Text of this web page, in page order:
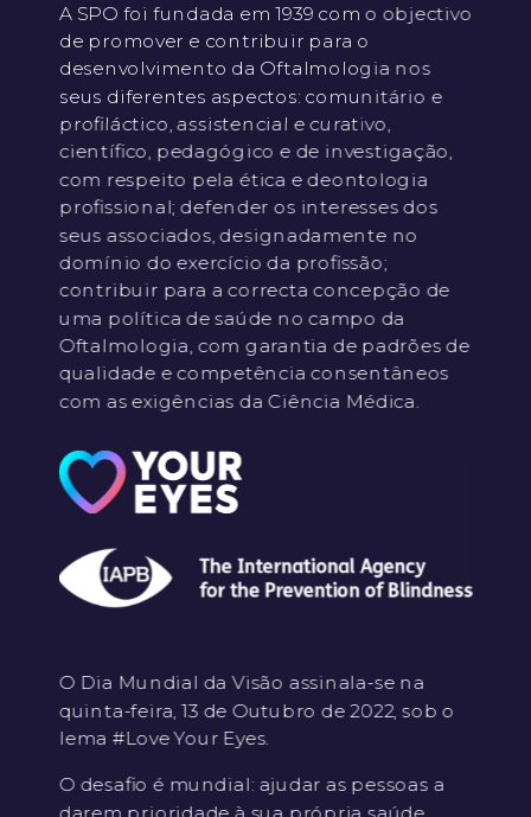
A SPO foi fundada em 1939 com o objectivo
de promover e contribuir para o
desenvolvimento da Oftalmologia nos
seus diferentes aspectos: comunitário e
profiláctico, assistencial e curativo,
científico, pedagógico e de investigação,
com respeito pela ética e deontologia
profissional; defender os interesses dos
seus associados, designadamente no
domínio do exercício da profissão;
contribuir para a correcta concepção de
uma política de saúde no campo da
Oftalmologia, com garantia de padrões de
qualidade e competência consentâneos
com as exigências da Ciência Médica.
O Dia Mundial da Visão assinala-se na
quinta-feira, 13 de Outubro de 2022, sob o
lema #Love Your Eyes.
O desafio é mundial: ajudar as pessoas a
darem prioridade à sua própria saúde